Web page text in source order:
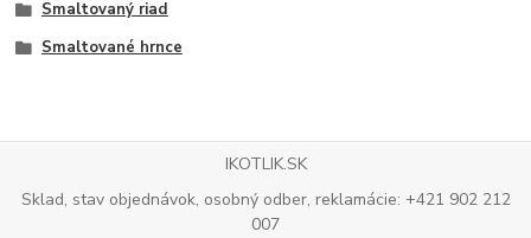
Smaltovaný riad
Smaltované hrnce
IKOTLIK.SK
Sklad, stav objednávok, osobný odber, reklamácie: +421 902 212
007